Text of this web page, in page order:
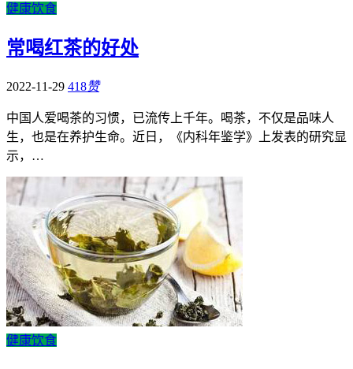
健康饮食
常喝红茶的好处
2022-11-29 418赞
中国人爱喝茶的习惯，已流传上千年。喝茶，不仅是品味人
生，也是在养护生命。近日，《内科年鉴学》上发表的研究显
示，…
健康饮食